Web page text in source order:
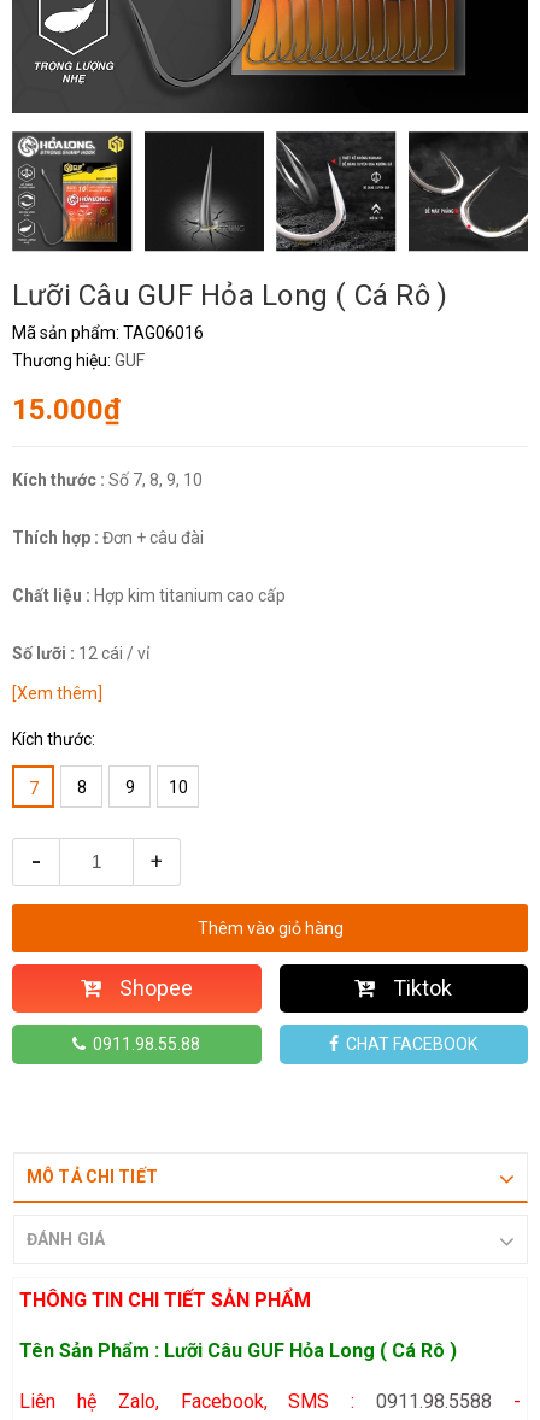
Lưỡi Câu GUF Hỏa Long ( Cá Rô )
Mã sản phẩm: TAG06016
Thương hiệu: GUF
15.000₫
Kích thước : Số 7, 8, 9, 10
Thích hợp : Đơn + câu đài
Chất liệu : Hợp kim titanium cao cấp
Số lưỡi : 12 cái / vỉ
[Xem thêm]
Kích thước:
7 8 9 10
- +
Thêm vào giỏ hàng
Shopee Tiktok
0911.98.55.88 CHAT FACEBOOK
MÔ TẢ CHI TIẾT
ĐÁNH GIÁ
THÔNG TIN CHI TIẾT SẢN PHẨM
Tên Sản Phẩm : Lưỡi Câu GUF Hỏa Long ( Cá Rô )
Liên hệ Zalo, Facebook, SMS :0911.98.5588 -